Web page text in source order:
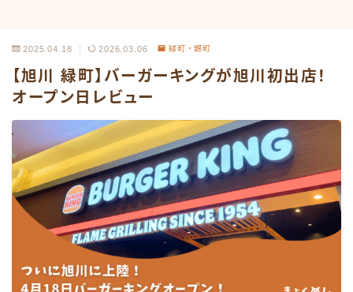
2025.04.18 2026.03.06 緑町・錦町
【旭川 緑町】バーガーキングが旭川初出店！
オープン日レビュー